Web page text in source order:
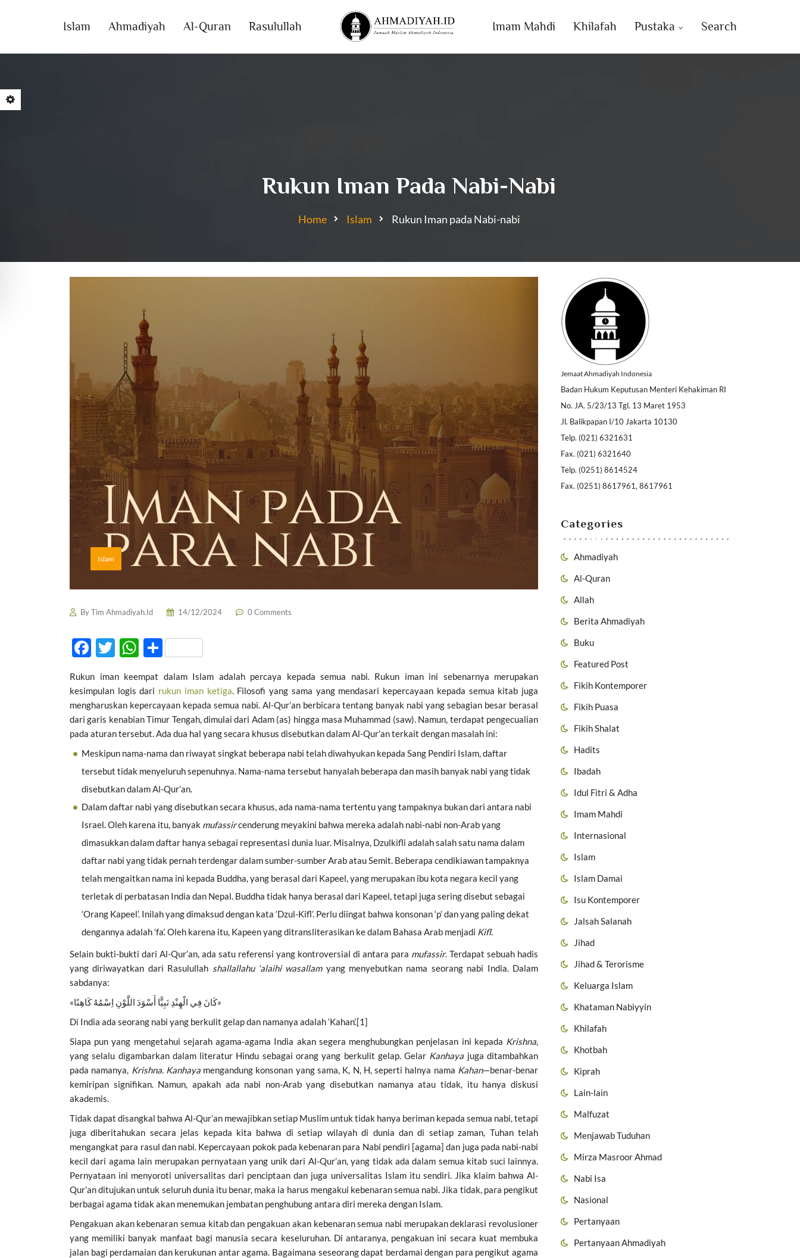
Islam Ahmadiyah Al-Quran Rasulullah Imam Mahdi Khilafah Pustaka Search
Rukun Iman Pada Nabi-Nabi
Home Islam Rukun Iman pada Nabi-nabi
Jemaat Ahmadiyah Indonesia
Badan Hukum Keputusan Menteri Kehakiman RI
No. JA. 5/23/13 Tgl. 13 Maret 1953
Jl. Balikpapan I/10 Jakarta 10130
Telp. (021) 6321631
Fax. (021) 6321640
Telp. (0251) 8614524
Fax. (0251) 8617961, 8617961
Categories
Ahmadiyah
Al-Quran
Allah
Berita Ahmadiyah
Buku
Featured Post
Fikih Kontemporer
Fikih Puasa
Fikih Shalat
Hadits
Ibadah
Idul Fitri & Adha
Imam Mahdi
Internasional
Islam
Islam Damai
Isu Kontemporer
Jalsah Salanah
Jihad
Jihad & Terorisme
Keluarga Islam
Khataman Nabiyyin
Khilafah
Khotbah
Kiprah
Lain-lain
Malfuzat
Menjawab Tuduhan
Mirza Masroor Ahmad
Nabi Isa
Nasional
Pertanyaan
Pertanyaan Ahmadiyah
Islam
ByTim Ahmadiyah.Id 14/12/2024 0 Comments
F
e
b
o
o
k
T
itt
er
W
at
s
A
p
p
S
ar
e
Rukun iman keempat dalam Islam adalah percaya kepada semua nabi. Rukun iman ini sebenarnya merupakan
kesimpulan logis dari rukun iman ketiga. Filosofi yang sama yang mendasari kepercayaan kepada semua kitab juga
mengharuskan kepercayaan kepada semua nabi. Al-Qur’an berbicara tentang banyak nabi yang sebagian besar berasal
dari garis kenabian Timur Tengah, dimulai dari Adam (as) hingga masa Muhammad (saw). Namun, terdapat pengecualian
pada aturan tersebut. Ada dua hal yang secara khusus disebutkan dalam Al-Qur’an terkait dengan masalah ini:
Meskipun nama-nama dan riwayat singkat beberapa nabi telah diwahyukan kepada Sang Pendiri Islam, daftar
tersebut tidak menyeluruh sepenuhnya. Nama-nama tersebut hanyalah beberapa dan masih banyak nabi yang tidak
disebutkan dalam Al-Qur’an.
Dalam daftar nabi yang disebutkan secara khusus, ada nama-nama tertentu yang tampaknya bukan dari antara nabi
Israel. Oleh karena itu, banyak mufassircenderung meyakini bahwa mereka adalah nabi-nabi non-Arab yang
dimasukkan dalam daftar hanya sebagai representasi dunia luar. Misalnya, Dzulkifli adalah salah satu nama dalam
daftar nabi yang tidak pernah terdengar dalam sumber-sumber Arab atau Semit. Beberapa cendikiawan tampaknya
telah mengaitkan nama ini kepada Buddha, yang berasal dari Kapeel, yang merupakan ibu kota negara kecil yang
terletak di perbatasan India dan Nepal. Buddha tidak hanya berasal dari Kapeel, tetapi juga sering disebut sebagai
‘Orang Kapeel’. Inilah yang dimaksud dengan kata ‘Dzul-Kifl’. Perlu diingat bahwa konsonan ‘p’ dan yang paling dekat
dengannya adalah ‘fa’. Oleh karena itu, Kapeen yang ditransliterasikan ke dalam Bahasa Arab menjadi Kifl.
Selain bukti-bukti dari Al-Qur’an, ada satu referensi yang kontroversial di antara para mufassir. Terdapat sebuah hadis
yang diriwayatkan dari Rasulullah shallallahu ‘alaihi wasallamyang menyebutkan nama seorang nabi India. Dalam
sabdanya:
«كَانَ فِي الْهِنْدِ نَبِيًّا أَسْوَدَ اللَّوْنِ اِسْمُهُ كَاهِنًا»
Di India ada seorang nabi yang berkulit gelap dan namanya adalah ‘Kahan’.[1]
Siapa pun yang mengetahui sejarah agama-agama India akan segera menghubungkan penjelasan ini kepada Krishna,
yang selalu digambarkan dalam literatur Hindu sebagai orang yang berkulit gelap. Gelar Kanhaya juga ditambahkan
pada namanya, Krishna. Kanhaya mengandung konsonan yang sama, K, N, H, seperti halnya nama Kahan—benar-benar
kemiripan signifikan. Namun, apakah ada nabi non-Arab yang disebutkan namanya atau tidak, itu hanya diskusi
akademis.
Tidak dapat disangkal bahwa Al-Qur’an mewajibkan setiap Muslim untuk tidak hanya beriman kepada semua nabi, tetapi
juga diberitahukan secara jelas kepada kita bahwa di setiap wilayah di dunia dan di setiap zaman, Tuhan telah
mengangkat para rasul dan nabi. Kepercayaan pokok pada kebenaran para Nabi pendiri [agama] dan juga pada nabi-nabi
kecil dari agama lain merupakan pernyataan yang unik dari Al-Qur’an, yang tidak ada dalam semua kitab suci lainnya.
Pernyataan ini menyoroti universalitas dari penciptaan dan juga universalitas Islam itu sendiri. Jika klaim bahwa Al-
Qur’an ditujukan untuk seluruh dunia itu benar, maka ia harus mengakui kebenaran semua nabi. Jika tidak, para pengikut
berbagai agama tidak akan menemukan jembatan penghubung antara diri mereka dengan Islam.
Pengakuan akan kebenaran semua kitab dan pengakuan akan kebenaran semua nabi merupakan deklarasi revolusioner
yang memiliki banyak manfaat bagi manusia secara keseluruhan. Di antaranya, pengakuan ini secara kuat membuka
jalan bagi perdamaian dan kerukunan antar agama. Bagaimana seseorang dapat berdamai dengan para pengikut agama